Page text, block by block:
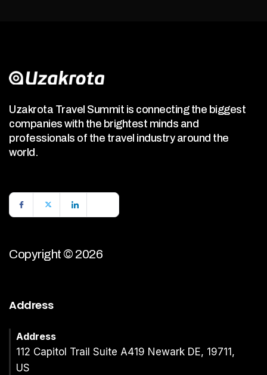
Uzakrota Travel Summit is connecting the biggest
companies with the brightest minds and
professionals of the travel industry around the
world.
Copyright © 2026
Address
Address
112 Capitol Trail Suite A419 Newark DE, 19711,
US